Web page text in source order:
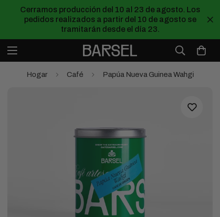
Cerramos producción del 10 al 23 de agosto. Los
pedidos realizados a partir del 10 de agosto se
tramitarán desde el día 23.
Hogar Café Papúa Nueva Guinea Wahgi